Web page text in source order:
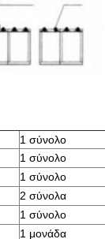
1 σύνολο
1 σύνολο
1 σύνολο
2 σύνολα
1 σύνολο
1 μονάδα